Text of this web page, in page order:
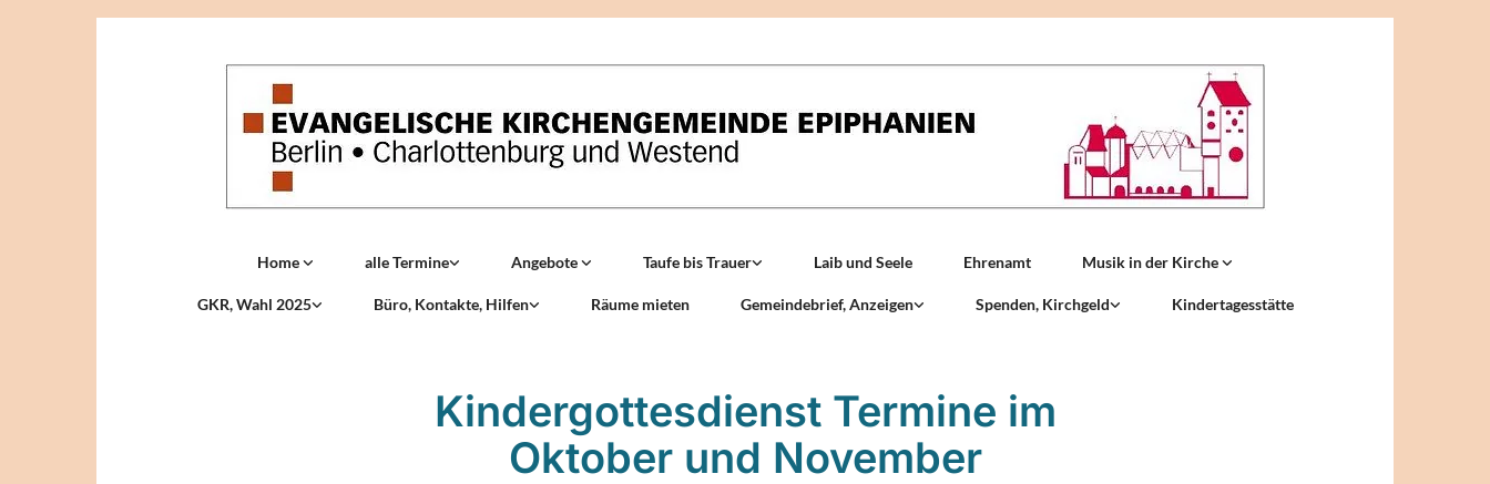
Home alle Termine Angebote Taufe bis Trauer Laib und Seele Ehrenamt Musik in der Kirche
GKR, Wahl 2025 Büro, Kontakte, Hilfen Räume mieten Gemeindebrief, Anzeigen Spenden, Kirchgeld Kindertagesstätte
Kindergottesdienst Termine im
Oktober und November